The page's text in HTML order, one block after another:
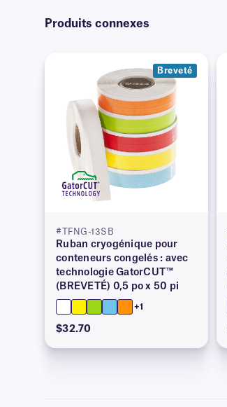
Produits connexes
Breveté
#TFNG-13SB
Ruban cryogénique pour
conteneurs congelés : avec
technologie GatorCUT™
(BREVETÉ) 0,5 po x 50 pi
+1
$32.70